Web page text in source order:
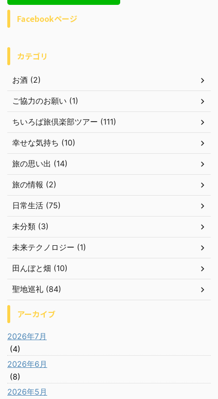
Facebookページ
カテゴリ
お酒 (2)
ご協力のお願い (1)
ちいろば旅倶楽部ツアー (111)
幸せな気持ち (10)
旅の思い出 (14)
旅の情報 (2)
日常生活 (75)
未分類 (3)
未来テクノロジー (1)
田んぼと畑 (10)
聖地巡礼 (84)
アーカイブ
2026年7月
(4)
2026年6月
(8)
2026年5月